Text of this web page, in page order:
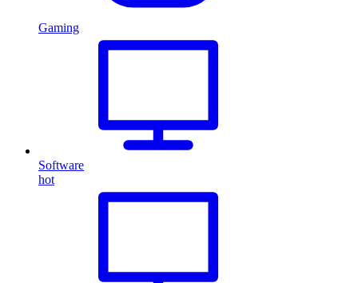
Gaming
Software
hot